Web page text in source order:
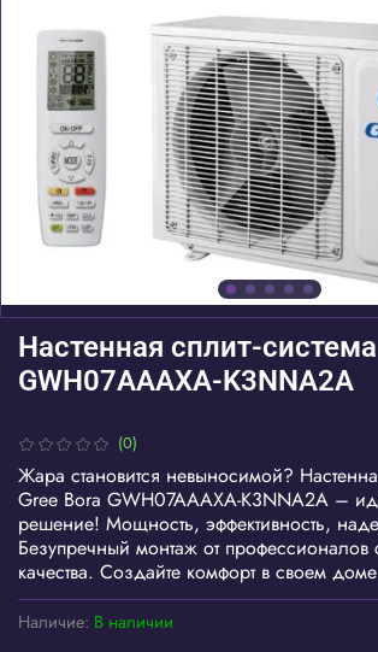
(0)
Наличие: В наличии
Настенная сплит-
GWH07AAAXA-K3NNA2A
Жара становится невыносимой?
Gree Bora GWH07AAAXA-K3NNA2A –
решение! Мощность, эффективность,
Безупречный монтаж от профессионалов
качества. Создайте комфорт в своем